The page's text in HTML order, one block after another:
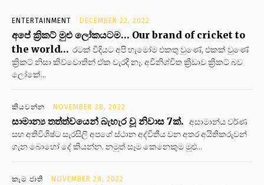
ENTERTAINMENT DECEMBER 22, 2022
අපේ ක්‍රිකට් මුළු ලෝකයටම… Our brand of cricket to
the world… රටක් විදියට අපි හැමෝම එකතු වුණේ, එකක් වුණේ
ක්‍රිකට් නිසා කිව්වොතින් ඒක වැරදි නෑ. අවිනිශ්චිත ක්‍රීඩාව ක්‍රිකට් බව
ලෝකේ...
කියවන්න NOVEMBER 28, 2022
සාමාන්‍ය තත්ත්වයෙන් බැහැර වූ නිවාස 7ක්. අසාමාන්ය වර්ණ
සහ අතිවිශිෂ්ට සැරසිලි අපගේ ස්ථාන අද්විතීය වන අතර අයිතිකරුවන්
ගැන බොහෝ දේ කියන්න. නමුත් සෑම කෙනෙකුම මුළු...
කෑම ජාති NOVEMBER 28, 2022